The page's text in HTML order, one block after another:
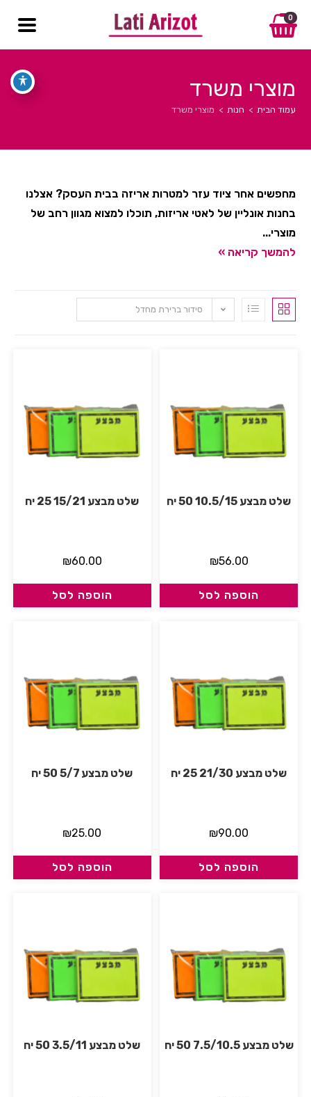
0
מוצרי משרד
עמוד הבית > חנות > מוצרי משרד
מחפשים אחר ציוד עזר למטרות אריזה בבית העסק? אצלנו
בחנות אונליין של לאטי אריזות, תוכלו למצוא מגוון רחב של
מוצרי...
להמשך קריאה »
סידור ברירת מחדל
שלט מבצע 10.5/15 50 יח
₪56.00
הוספה לסל
שלט מבצע 15/21 25 יח
₪60.00
הוספה לסל
שלט מבצע 21/30 25 יח
₪90.00
הוספה לסל
שלט מבצע 5/7 50 יח
₪25.00
הוספה לסל
שלט מבצע 7.5/10.5 50 יח שלט מבצע 3.5/11 50 יח